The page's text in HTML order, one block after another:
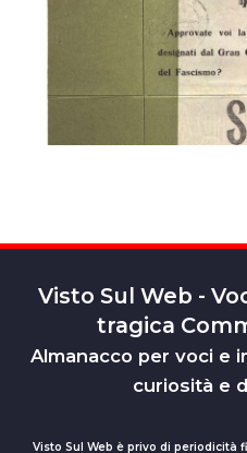
Visto Sul Web -
tragica
Almanacco per voci e
curiosità e
Visto Sul Web è privo di periodicità